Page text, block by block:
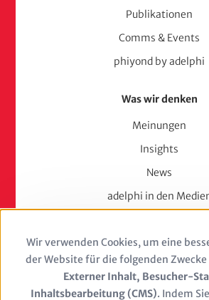
Publikationen
Comms & Events
phiyond by adelphi
Was wir denken
Meinungen
Insights
News
adelphi in den
Karriere
Berufserfahrene
Use
of
Wir verwenden Cookies, um eine
der Website für die folgenden
Externer Inhalt, Besucher-
Inhaltsbearbeitung (CMS). Indem